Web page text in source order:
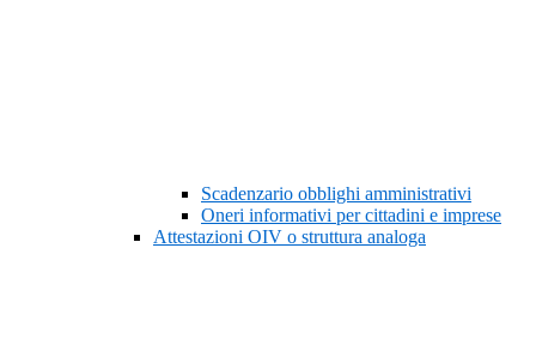
Scadenzario obblighi amministrativi
Oneri informativi per cittadini e imprese
Attestazioni OIV o struttura analoga